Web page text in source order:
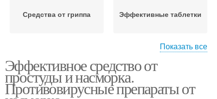
Средства от гриппа Эффективные таблетки
Таблетки от простуды
таблетки
Показать все
Эффективное средство от
простуды и насморка.
Противовирусные препараты от